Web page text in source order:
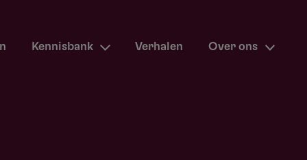
Kennisbank Verhalen Over ons